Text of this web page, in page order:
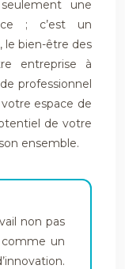
une
; c’est un
le bien-être des
entreprise à
professionnel
espace de
de votre
ensemble.
non pas
un